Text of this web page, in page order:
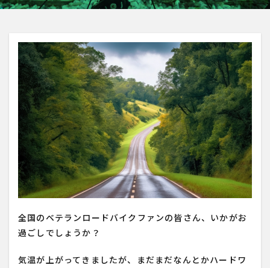
全国のベテランロードバイクファンの皆さん、いかがお
過ごしでしょうか？
気温が上がってきましたが、まだまだなんとかハードワ